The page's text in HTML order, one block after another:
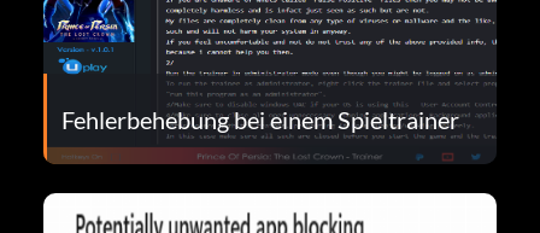
Fehlerbehebung bei einem Spieltrainer